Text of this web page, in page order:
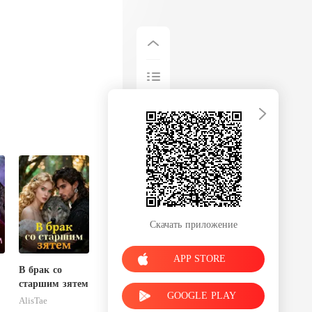
В брак со
старшим зятем
AlisTae
Скачать приложение
APP STORE
GOOGLE PLAY